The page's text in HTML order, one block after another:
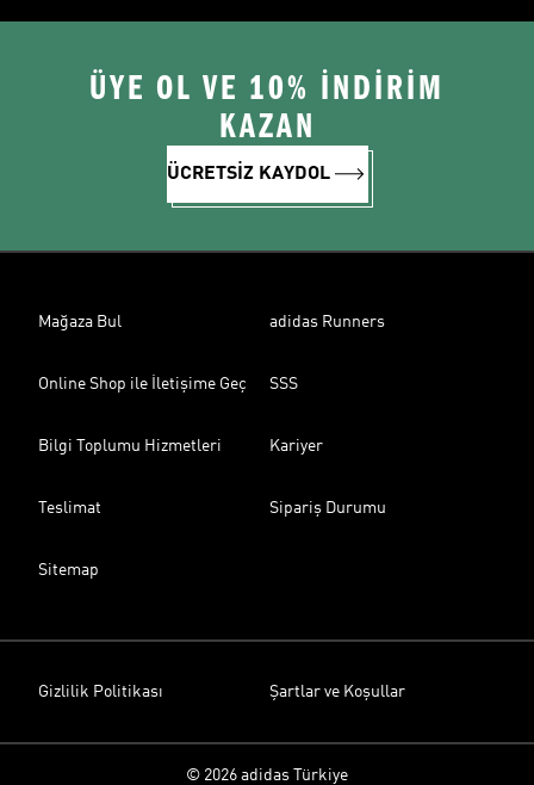
ÜYE OL VE 10% İNDİRİM
KAZAN
ÜCRETSİZ KAYDOL
Mağaza Bul adidas Runners
Online Shop ile İletişime Geç SSS
Bilgi Toplumu Hizmetleri Kariyer
Teslimat Sipariş Durumu
Sitemap
Gizlilik Politikası Şartlar ve Koşullar
© 2026 adidas Türkiye